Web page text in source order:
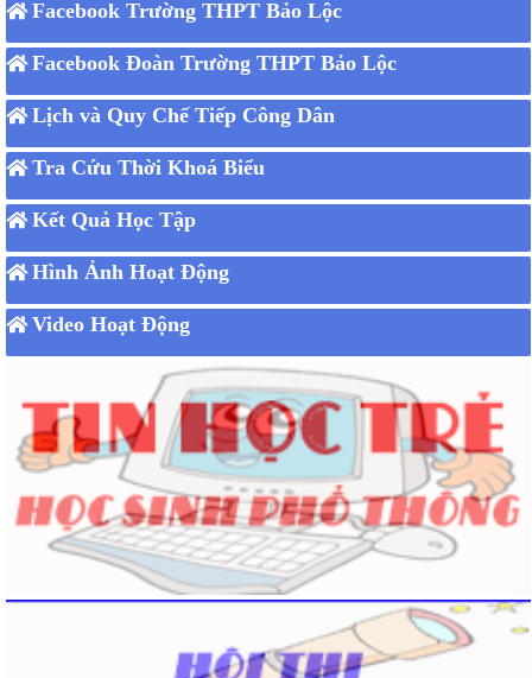
Facebook Trường THPT Bảo Lộc
Facebook Đoàn Trường THPT Bảo Lộc
Lịch và Quy Chế Tiếp Công Dân
Tra Cứu Thời Khoá Biểu
Kết Quả Học Tập
Hình Ảnh Hoạt Động
Video Hoạt Động